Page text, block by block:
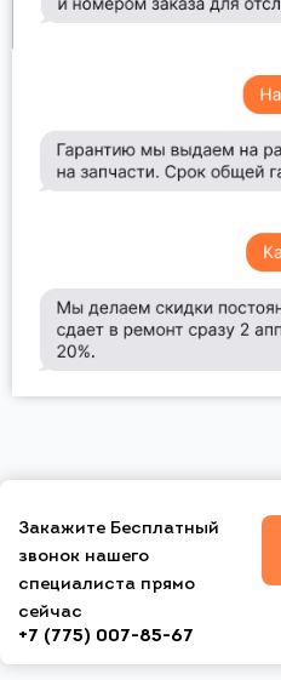
Закажите Бесплатный
звонок нашего
специалиста прямо
сейчас
+7 (775) 007-85-67